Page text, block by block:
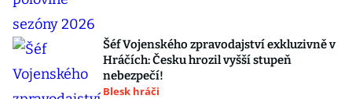
Šéf Vojenského zpravodajství exkluzivně v
Hráčích: Česku hrozil vyšší stupeň
nebezpečí!
Blesk hráči